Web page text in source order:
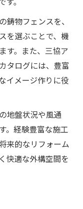
鋳物フェンスを、
を選ぶことで、機
す。また、三協ア
タログには、豊富
イメージ作りに役
地盤状況や風通
。経験豊富な施工
来的なリフォーム
快適な外構空間を